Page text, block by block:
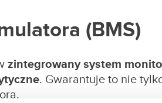
(BMS)
zintegrowany system
. Gwarantuje to nie